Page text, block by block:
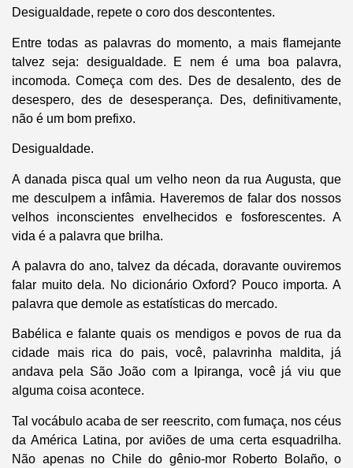
Desigualdade, repete o coro dos descontentes.
Entre todas as palavras do momento, a mais flamejante
talvez seja: desigualdade. E nem é uma boa palavra,
incomoda. Começa com des. Des de desalento, des de
desespero, des de desesperança. Des, definitivamente,
não é um bom prefixo.
Desigualdade.
A danada pisca qual um velho neon da rua Augusta, que
me desculpem a infâmia. Haveremos de falar dos nossos
velhos inconscientes envelhecidos e fosforescentes. A
vida é a palavra que brilha.
A palavra do ano, talvez da década, doravante ouviremos
falar muito dela. No dicionário Oxford? Pouco importa. A
palavra que demole as estatísticas do mercado.
Babélica e falante quais os mendigos e povos de rua da
cidade mais rica do pais, você, palavrinha maldita, já
andava pela São João com a Ipiranga, você já viu que
alguma coisa acontece.
Tal vocábulo acaba de ser reescrito, com fumaça, nos céus
da América Latina, por aviões de uma certa esquadrilha.
Não apenas no Chile do gênio-mor Roberto Bolaño, o